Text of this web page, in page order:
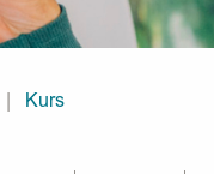
Current:
Kurs